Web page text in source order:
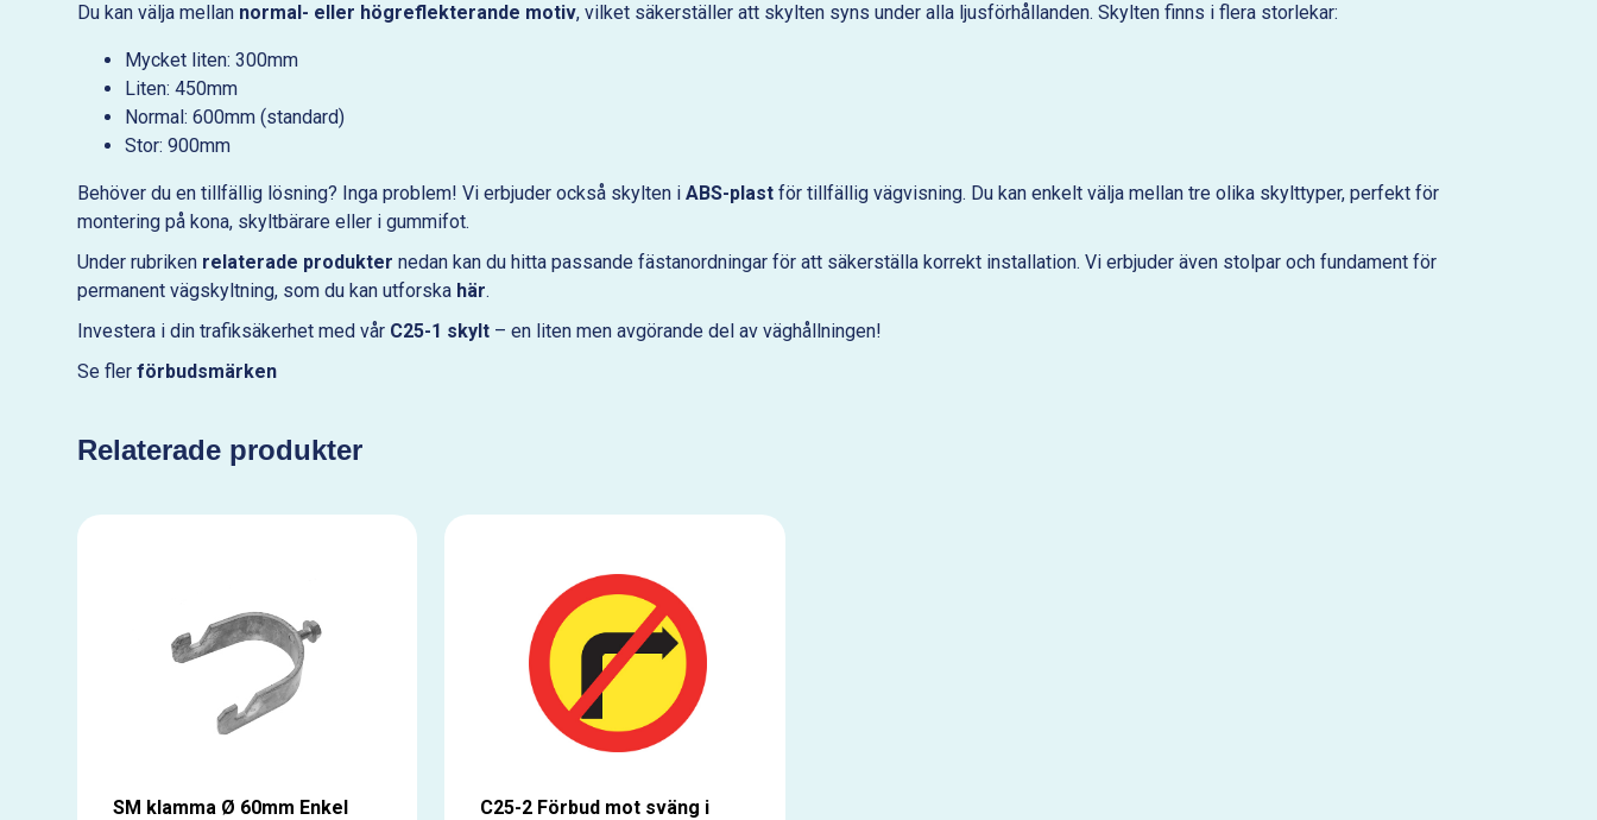
Du kan välja mellan normal- eller högreflekterande motiv, vilket säkerställer att skylten syns under alla ljusförhållanden. Skylten finns i flera storlekar:
Mycket liten: 300mm
Liten: 450mm
Normal: 600mm (standard)
Stor: 900mm
Behöver du en tillfällig lösning? Inga problem! Vi erbjuder också skylten i ABS-plastför tillfällig vägvisning. Du kan enkelt välja mellan tre olika skylttyper, perfekt för
montering på kona, skyltbärare eller i gummifot.
Under rubriken relaterade produkter nedan kan du hitta passande fästanordningar för att säkerställa korrekt installation. Vi erbjuder även stolpar och fundament för
permanent vägskyltning, som du kan utforska här.
Investera i din trafiksäkerhet med vår C25-1 skylt– en liten men avgörande del av väghållningen!
Se fler förbudsmärken
Relaterade produkter
SM klamma Ø 60mm Enkel
C25-2 Förbud mot sväng i